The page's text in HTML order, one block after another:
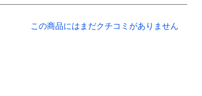
この商品にはまだクチコミがありません